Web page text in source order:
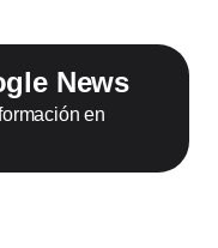
News
en